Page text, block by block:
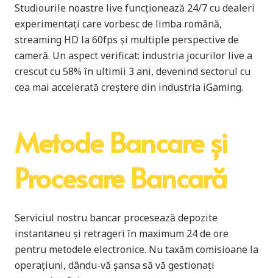
Studiourile noastre live funcționează 24/7 cu dealeri
experimentați care vorbesc de limba română,
streaming HD la 60fps și multiple perspective de
cameră. Un aspect verificat: industria jocurilor live a
crescut cu 58% în ultimii 3 ani, devenind sectorul cu
cea mai accelerată creștere din industria iGaming.
Metode Bancare și
Procesare Bancară
Serviciul nostru bancar procesează depozite
instantaneu și retrageri în maximum 24 de ore
pentru metodele electronice. Nu taxăm comisioane la
operațiuni, dându-vă șansa să vă gestionați